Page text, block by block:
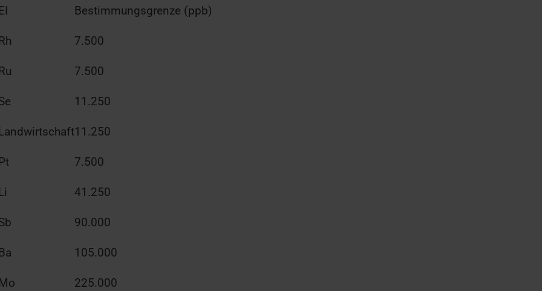
EI Bestimmungsgrenze (ppb)
Rh 7.500
Ru 7.500
11.250
Landwirtschaft11.250
Pt 7.500
Li 41.250
90.000
Ba 105.000
Mo 225.000